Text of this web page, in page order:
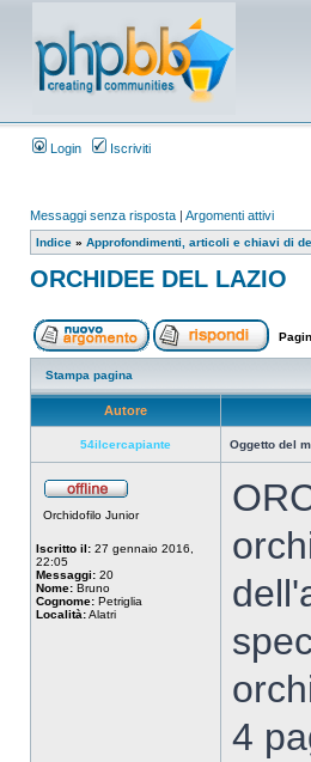
Login Iscriviti
Messaggi senza risposta | Argomenti attivi
Indice » Approfondimenti, articoli e chiavi di
ORCHIDEE DEL LAZIO
Stampa pagina
Autore
54ilcercapiante Oggetto del
Orchidofilo Junior
Iscritto il: 27 gennaio 2016,
22:05
Messaggi: 20
Nome: Bruno
Cognome: Petriglia
Località:Alatri
4